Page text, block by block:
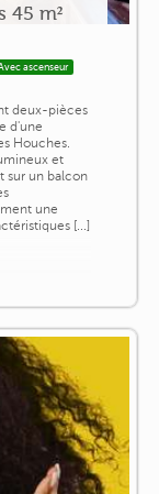
45 m²
ascenseur
deux-pièces
d'une
Houches.
et
sur un balcon
une
[...]